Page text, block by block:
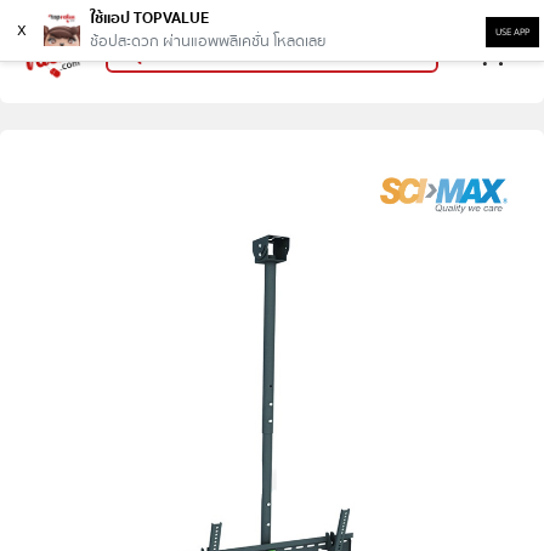
x
ใช้แอป TOPVALUE
ช้อปสะดวก ผ่านแอพพลิเคชั่น โหลดเลย
USE APP